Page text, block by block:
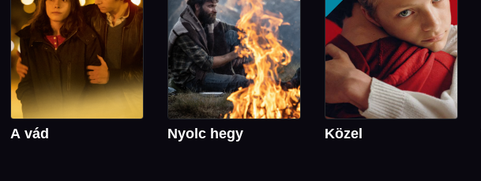
A vád Nyolc hegy Közel